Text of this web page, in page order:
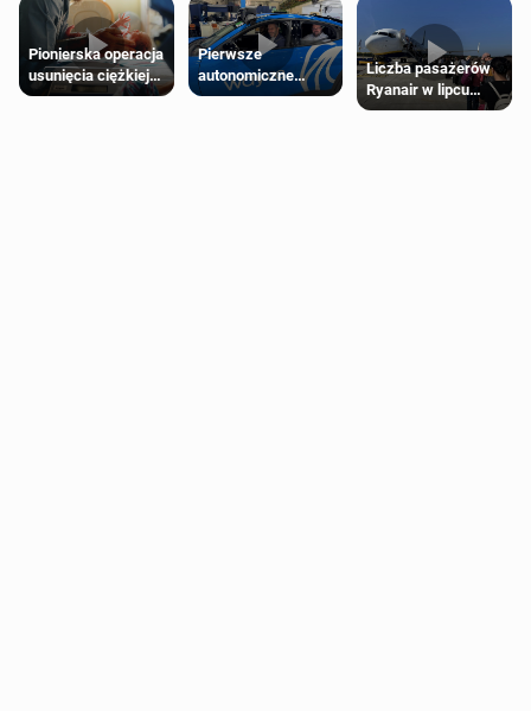
Pionierska operacja
usunięcia ciężkiej
wady wrodzonej
Pierwsze
autonomiczne
Ubery pojawią się
Liczba pasażerów
Ryanair w lipcu
pobiła rekord